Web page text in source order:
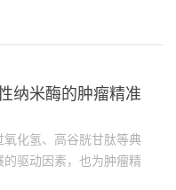
纳米酶的肿瘤精准
化氢、高谷胱甘肽等典
驱动因素，也为肿瘤精